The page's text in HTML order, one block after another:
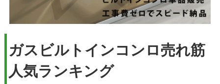
ガスビルトインコンロ売れ筋
人気ランキング